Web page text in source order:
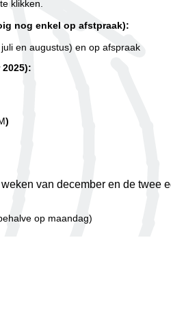
te klikken.
nog enkel op afstpraak):
en augustus) en op afspraak
)
van december en de twee
op maandag)